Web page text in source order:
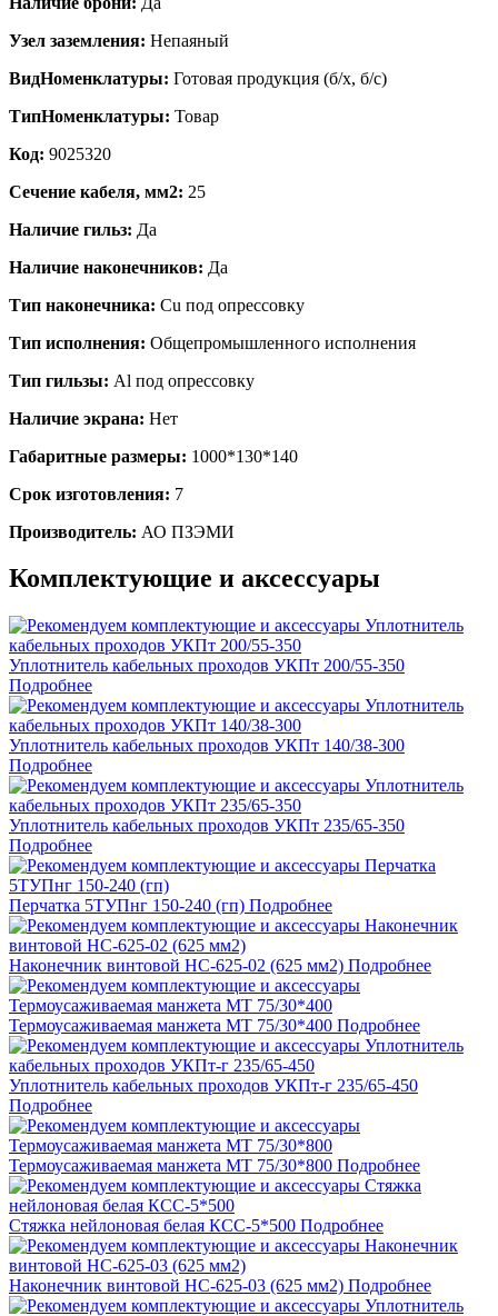
Узел заземления: Непаяный
ВидНоменклатуры: Готовая продукция (б/х, б/с)
ТипНоменклатуры: Товар
Код: 9025320
Сечение кабеля, мм2: 25
Наличие гильз: Да
Наличие наконечников: Да
Тип наконечника: Cu под опрессовку
Тип исполнения: Общепромышленного исполнения
Тип гильзы: Al под опрессовку
Наличие экрана: Нет
Габаритные размеры: 1000*130*140
Срок изготовления: 7
Производитель: АО ПЗЭМИ
Комплектующие и аксессуары
Уплотнитель кабельных проходов УКПт 200/55-350
Подробнее
Уплотнитель кабельных проходов УКПт 140/38-300
Подробнее
Уплотнитель кабельных проходов УКПт 235/65-350
Подробнее
Перчатка 5ТУПнг 150-240 (гп) Подробнее
Наконечник винтовой НС-625-02 (625 мм2) Подробнее
Термоусаживаемая манжета МТ 75/30*400 Подробнее
Уплотнитель кабельных проходов УКПт-г 235/65-450
Подробнее
Термоусаживаемая манжета МТ 75/30*800 Подробнее
Стяжка нейлоновая белая КСС-5*500 Подробнее
Наконечник винтовой НС-625-03 (625 мм2) Подробнее